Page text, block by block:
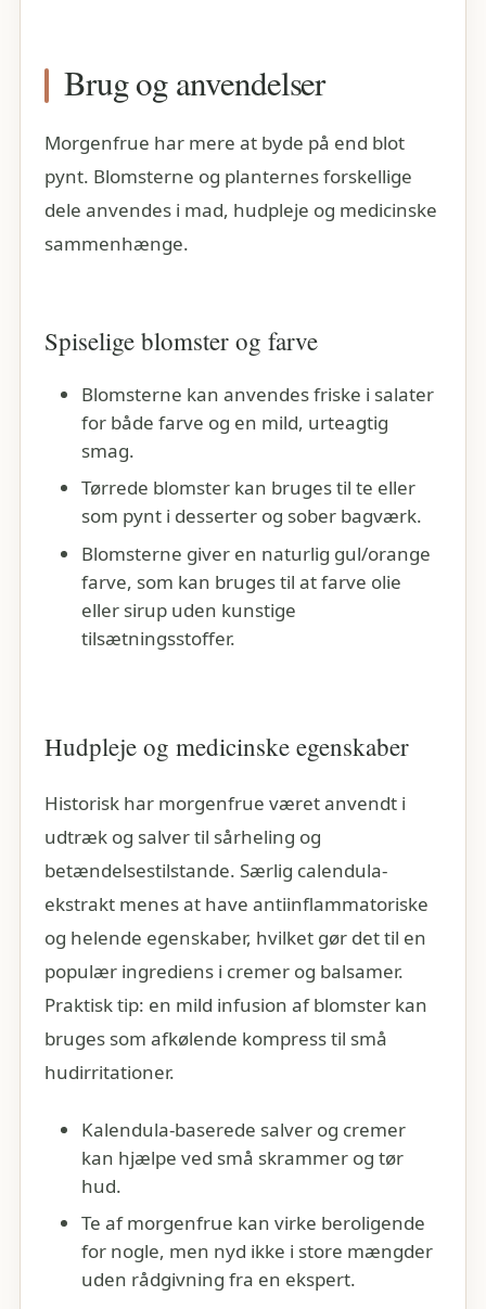
Brug og anvendelser
Morgenfrue har mere at byde på end blot
pynt. Blomsterne og planternes forskellige
dele anvendes i mad, hudpleje og medicinske
sammenhænge.
Spiselige blomster og farve
Blomsterne kan anvendes friske i salater
for både farve og en mild, urteagtig
smag.
Tørrede blomster kan bruges til te eller
som pynt i desserter og sober bagværk.
Blomsterne giver en naturlig gul/orange
farve, som kan bruges til at farve olie
eller sirup uden kunstige
tilsætningsstoffer.
Hudpleje og medicinske egenskaber
Historisk har morgenfrue været anvendt i
udtræk og salver til sårheling og
betændelsestilstande. Særlig calendula-
ekstrakt menes at have antiinflammatoriske
og helende egenskaber, hvilket gør det til en
populær ingrediens i cremer og balsamer.
Praktisk tip: en mild infusion af blomster kan
bruges som afkølende kompress til små
hudirritationer.
Kalendula-baserede salver og cremer
kan hjælpe ved små skrammer og tør
hud.
Te af morgenfrue kan virke beroligende
for nogle, men nyd ikke i store mængder
uden rådgivning fra en ekspert.